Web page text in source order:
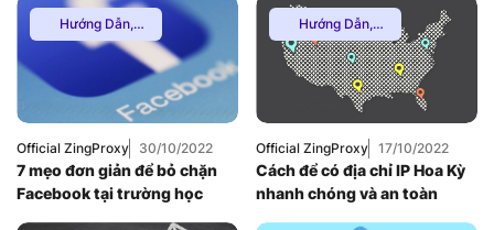
Hướng Dẫn,
Multiple VPN,Thuê
Proxy Nước Ngoài,
Thuê Proxy US,
Thuê Proxy Việt
Nam,
Uncategorized
Official ZingProxy 30/10/2022
7 mẹo đơn giản để bỏ chặn
Facebook tại trường học
Hướng Dẫn,
Multiple VPN,Thuê
Proxy Nước Ngoài,
Thuê Proxy US,
Uncategorized
Official ZingProxy 17/10/2022
Cách để có địa chỉ IP Hoa Kỳ
nhanh chóng và an toàn